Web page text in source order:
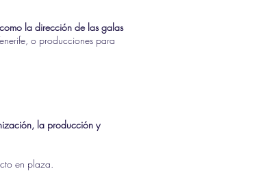
la dirección de las galas
o producciones para
la producción y
en plaza.